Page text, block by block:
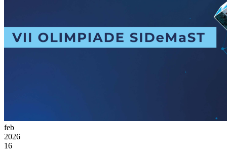
feb
2026
16